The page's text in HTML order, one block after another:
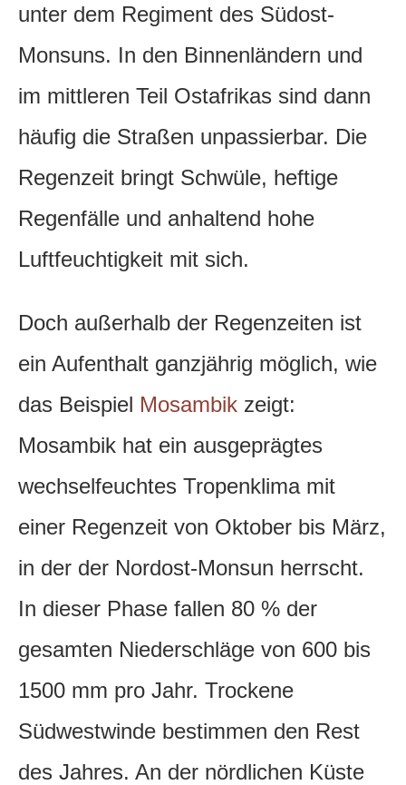
unter dem Regiment des Südost-
Monsuns. In den Binnenländern und
im mittleren Teil Ostafrikas sind dann
häufig die Straßen unpassierbar. Die
Regenzeit bringt Schwüle, heftige
Regenfälle und anhaltend hohe
Luftfeuchtigkeit mit sich.
Doch außerhalb der Regenzeiten ist
ein Aufenthalt ganzjährig möglich, wie
das Beispiel Mosambik zeigt:
Mosambik hat ein ausgeprägtes
wechselfeuchtes Tropenklima mit
einer Regenzeit von Oktober bis März,
in der der Nordost-Monsun herrscht.
In dieser Phase fallen 80 % der
gesamten Niederschläge von 600 bis
1500 mm pro Jahr. Trockene
Südwestwinde bestimmen den Rest
des Jahres. An der nördlichen Küste